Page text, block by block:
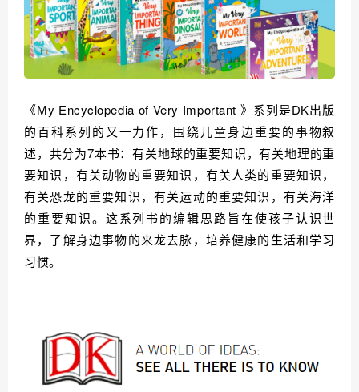
《My Encyclopedia of Very Important 》系列是DK出版
的百科系列的又一力作，围绕儿童身边重要的事物叙
述，共分为7本书：有关地球的重要知识，有关地理的重
要知识，有关动物的重要知识，有关人类的重要知识，
有关恐龙的重要知识， 有关运动的重要知识 ， 有关海洋
的重要知识。这系列书的编辑思路旨在使孩子认识世
界，了解身边事物的来龙去脉，培养健康的生活和学习
习惯。